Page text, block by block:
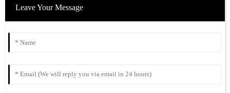
Leave Your Message